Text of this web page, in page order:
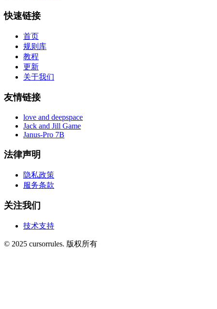
快速链接
首页
规则库
教程
更新
关于我们
友情链接
love and deepspace
Jack and Jill Game
Janus-Pro 7B
法律声明
隐私政策
服务条款
关注我们
技术支持
© 2025 cursorrules. 版权所有